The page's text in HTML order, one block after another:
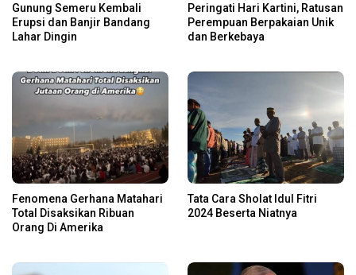
Gunung Semeru Kembali
Erupsi dan Banjir Bandang
Lahar Dingin
Peringati Hari Kartini, Ratusan
Perempuan Berpakaian Unik
dan Berkebaya
Fenomena Gerhana Matahari
Total Disaksikan Ribuan
Orang Di Amerika
Tata Cara Sholat Idul Fitri
2024 Beserta Niatnya